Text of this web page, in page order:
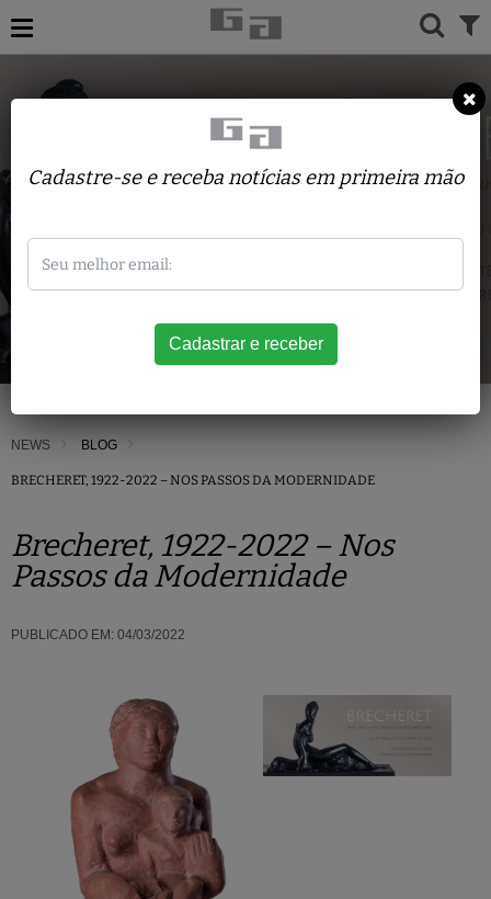
NEWS BLOG
BRECHERET, 1922-2022 – NOS PASSOS DA MODERNIDADE
Brecheret, 1922-2022 – Nos
Passos da Modernidade
PUBLICADO EM: 04/03/2022
Cadastre-se e receba notícias em primeira mão